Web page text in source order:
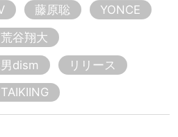
藤原聡
YONCE
荒谷翔大
dism
リリース
TAIKIING